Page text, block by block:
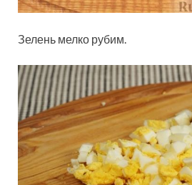
Зелень мелко рубим.